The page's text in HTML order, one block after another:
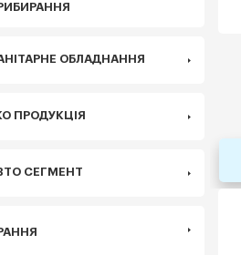
ОБЛАДНАННЯ
ПРОДУКЦІЯ
СЕГМЕНТ